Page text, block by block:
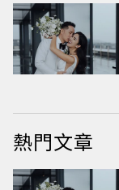
熱門文章